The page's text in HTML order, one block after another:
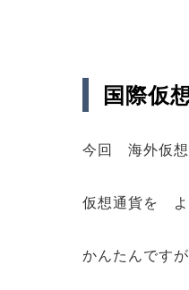
国際仮
今回 海外仮
仮想通貨を よ
かんたんです